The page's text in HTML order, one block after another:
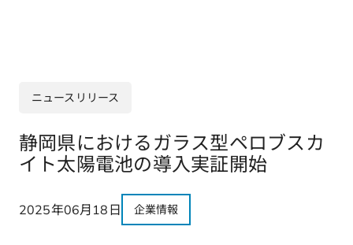
ニュースリリース
静岡県におけるガラス型ペロブスカ
イト太陽電池の導入実証開始
2025年06月18日 企業情報